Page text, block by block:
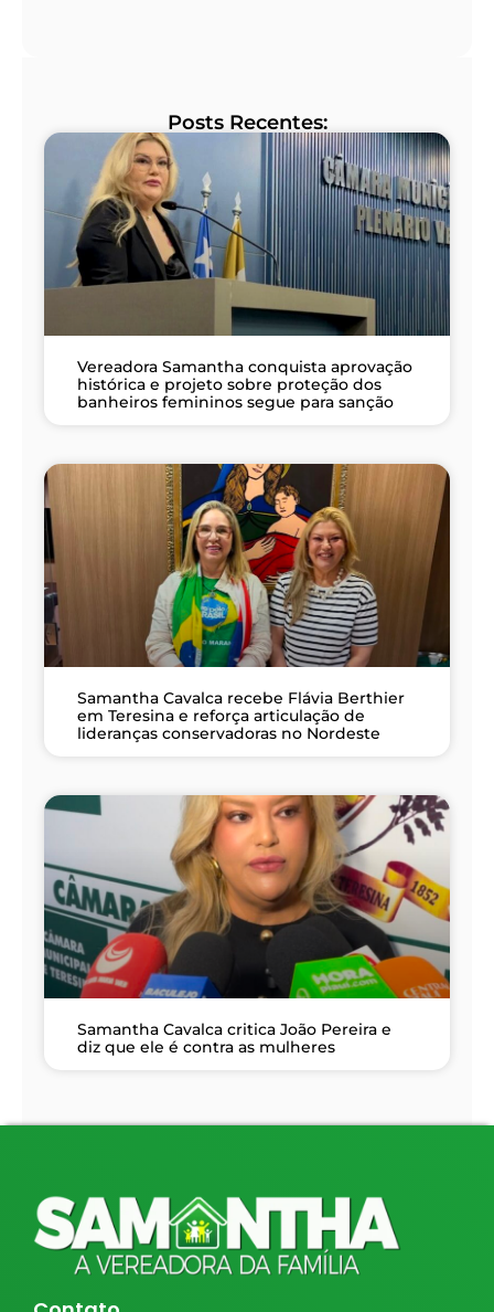
Posts Recentes:
Vereadora Samantha conquista aprovação
histórica e projeto sobre proteção dos
banheiros femininos segue para sanção
Samantha Cavalca recebe Flávia Berthier
em Teresina e reforça articulação de
lideranças conservadoras no Nordeste
Samantha Cavalca critica João Pereira e
diz que ele é contra as mulheres